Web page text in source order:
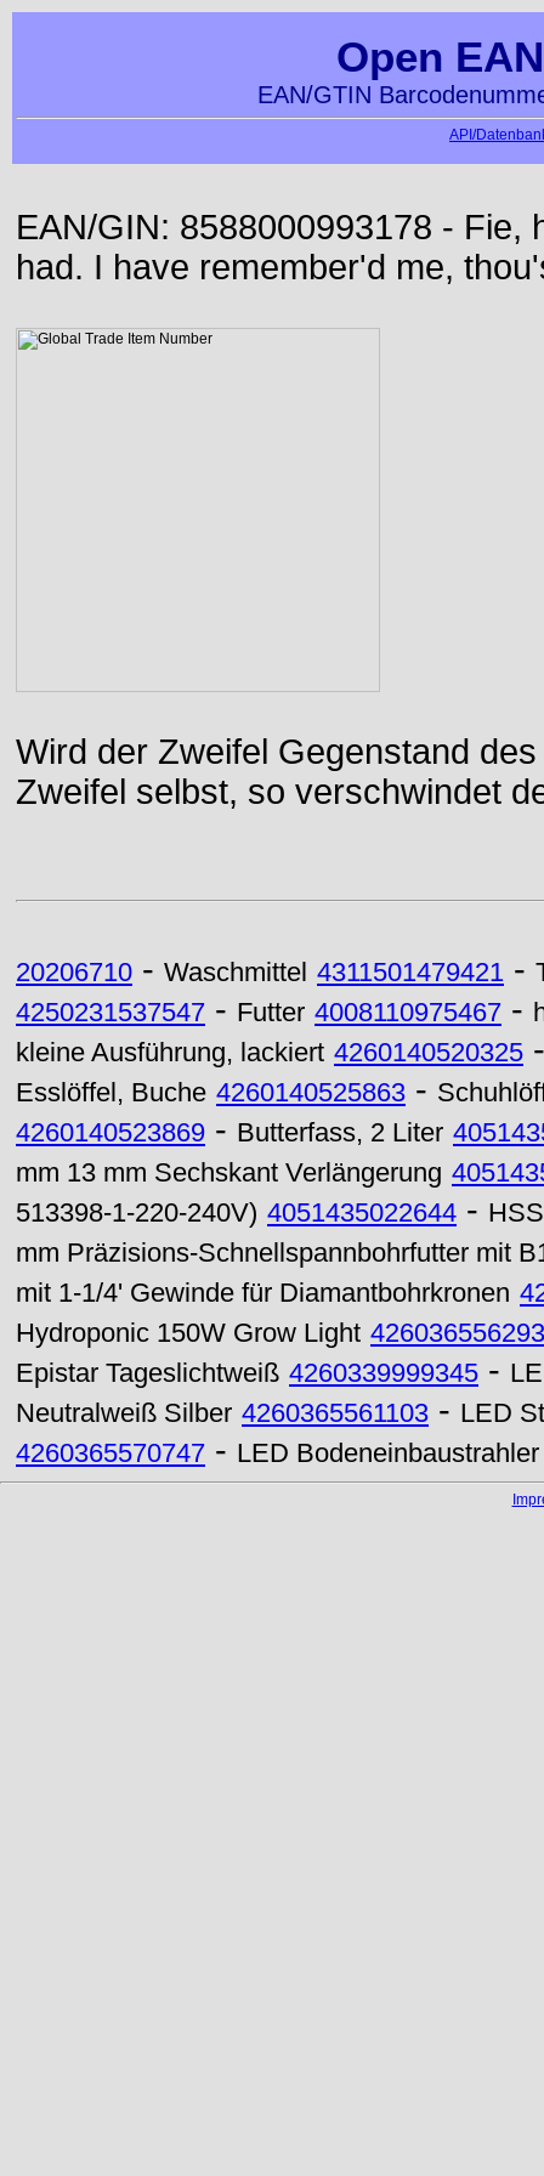
Open
EAN/GTIN
API/
EAN/GIN: 8588000993178 - Fie,
had. I have remember'd me,
Wird der Zweifel Gegenstand
Zweifel selbst, so verschwindet
20206710 - Waschmittel 4311501479421 -
4250231537547 - Futter 4008110975467 -
kleine Ausführung, lackiert 4260140520325
Esslöffel, Buche 4260140525863 -
4260140523869 - Butterfass, 2 Liter
mm 13 mm Sechskant Verlängerung
513398-1-220-240V) 4051435022644 -
mm Präzisions-Schnellspannbohrfutter mit
mit 1-1/4' Gewinde für Diamantbohrkronen
Hydroponic 150W Grow Light
Epistar Tageslichtweiß 4260339999345 -
Neutralweiß Silber 4260365561103 - LED
4260365570747 - LED